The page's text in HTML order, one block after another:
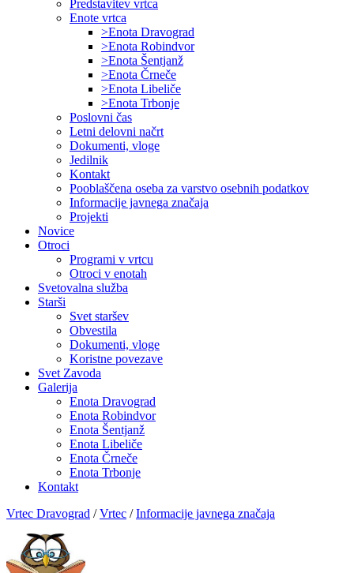
Predstavitev vrtca
Enote vrtca
>Enota Dravograd
>Enota Robindvor
>Enota Šentjanž
>Enota Črneče
>Enota Libeliče
>Enota Trbonje
Poslovni čas
Letni delovni načrt
Dokumenti, vloge
Jedilnik
Kontakt
Pooblaščena oseba za varstvo osebnih podatkov
Informacije javnega značaja
Projekti
Novice
Otroci
Programi v vrtcu
Otroci v enotah
Svetovalna služba
Starši
Svet staršev
Obvestila
Dokumenti, vloge
Koristne povezave
Svet Zavoda
Galerija
Enota Dravograd
Enota Robindvor
Enota Šentjanž
Enota Libeliče
Enota Črneče
Enota Trbonje
Kontakt
Vrtec Dravograd /Vrtec /Informacije javnega značaja